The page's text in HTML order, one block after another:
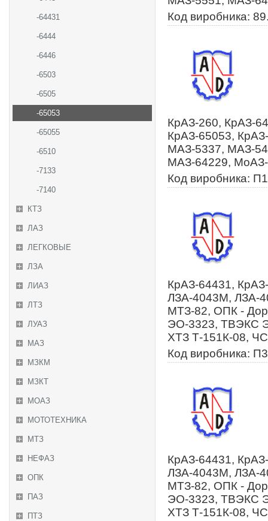
-64431
-6444
-6446
-6503
-6505
-65053
-65055
-6510
-7133
-7140
КТЗ
ЛАЗ
ЛЕГКОВЫЕ
ЛЗА
ЛИАЗ
ЛТЗ
ЛУАЗ
МАЗ
МЗКМ
МЗКТ
МОАЗ
МОТОТЕХНИКА
МТЗ
НЕФАЗ
ОПК
ПАЗ
ПТЗ
Код виробника:
КрАЗ-260, КрАЗ-
КрАЗ-65053,
МАЗ-5337, МАЗ-
МАЗ-64229,
Код виробника:
КрАЗ-64431,
ЛЗА-4043М, ЛЗА-
МТЗ-82, ОПК -
ЭО-3323, ТВЭКС
ХТЗ Т-151К-08,
Код виробника:
КрАЗ-64431,
ЛЗА-4043М, ЛЗА-
МТЗ-82, ОПК -
ЭО-3323, ТВЭКС
ХТЗ Т-151К-08,